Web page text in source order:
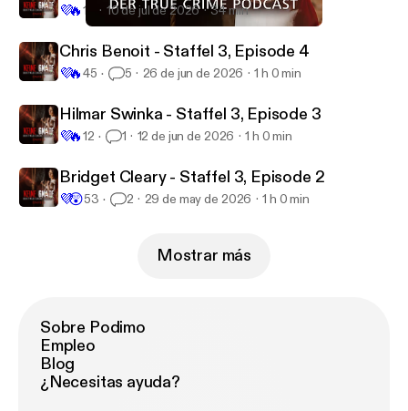
Keine Gnade
💜🔥13 10 de jul de 2026 34 min
Chris Benoit - Staffel 3, Episode 4
💜🔥45 5 26 de jun de 2026 1 h 0 min
Hilmar Swinka - Staffel 3, Episode 3
💜🔥12 1 12 de jun de 2026 1 h 0 min
Bridget Cleary - Staffel 3, Episode 2
💜😲53 2 29 de may de 2026 1 h 0 min
Mostrar más
Sobre Podimo
Empleo
Blog
¿Necesitas ayuda?